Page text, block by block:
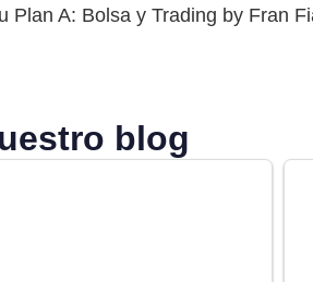
Plan A: Bolsa y Trading by Fran
blog